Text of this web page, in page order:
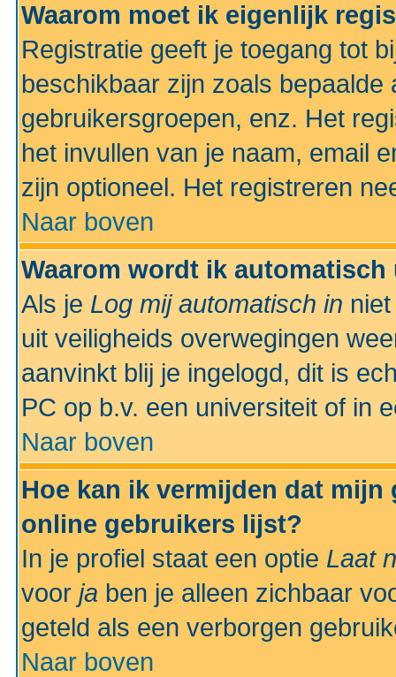
Waarom moet ik eigenlijk
Registratie geeft je toegang tot
beschikbaar zijn zoals
gebruikersgroepen, enz. Het
het invullen van je naam, email
zijn optioneel. Het registreren
Naar boven
Waarom wordt ik
Als je Log mij automatisch in
uit veiligheids overwegingen
aanvinkt blij je ingelogd, dit is
PC op b.v. een universiteit of in
Naar boven
Hoe kan ik vermijden dat
online gebruikers lijst?
In je profiel staat een optie Laat
voor ja ben je alleen zichbaar
geteld als een verborgen
Naar boven